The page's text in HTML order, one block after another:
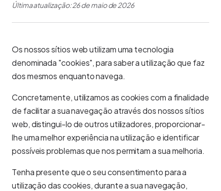
Última atualização: 26 de maio de 2026
Os nossos sítios web utilizam uma tecnologia
denominada "cookies", para saber a utilização que faz
dos mesmos enquanto navega.
Concretamente, utilizamos as cookies com a finalidade
de facilitar a sua navegação através dos nossos sítios
web, distingui-lo de outros utilizadores, proporcionar-
lhe uma melhor experiência na utilização e identificar
possíveis problemas que nos permitam a sua melhoria.
Tenha presente que o seu consentimento para a
utilização das cookies, durante a sua navegação,